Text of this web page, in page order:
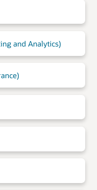
and Analytics)